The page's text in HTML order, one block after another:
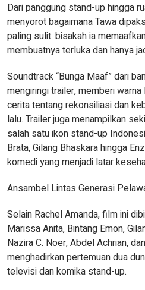
Dari panggung stand-up hingga
menyorot bagaimana Tawa
paling sulit: bisakah ia
membuatnya terluka dan hanya
Soundtrack “Bunga Maaf” dari
mengiringi trailer, memberi
cerita tentang rekonsiliasi dan
lalu. Trailer juga menampilkan
salah satu ikon stand-up
Brata, Gilang Bhaskara hingga
komedi yang menjadi latar
Ansambel Lintas Generasi
Selain Rachel Amanda, film ini
Marissa Anita, Bintang Emon,
Nazira C. Noer, Abdel Achrian,
menghadirkan pertemuan dua
televisi dan komika stand-up.